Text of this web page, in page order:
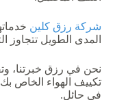
شركة رزق كلين
المدى الطويل تتجاوز
نحن في رزق خبرتنا،
تكييف الهواء الخاص بك
في حائل.